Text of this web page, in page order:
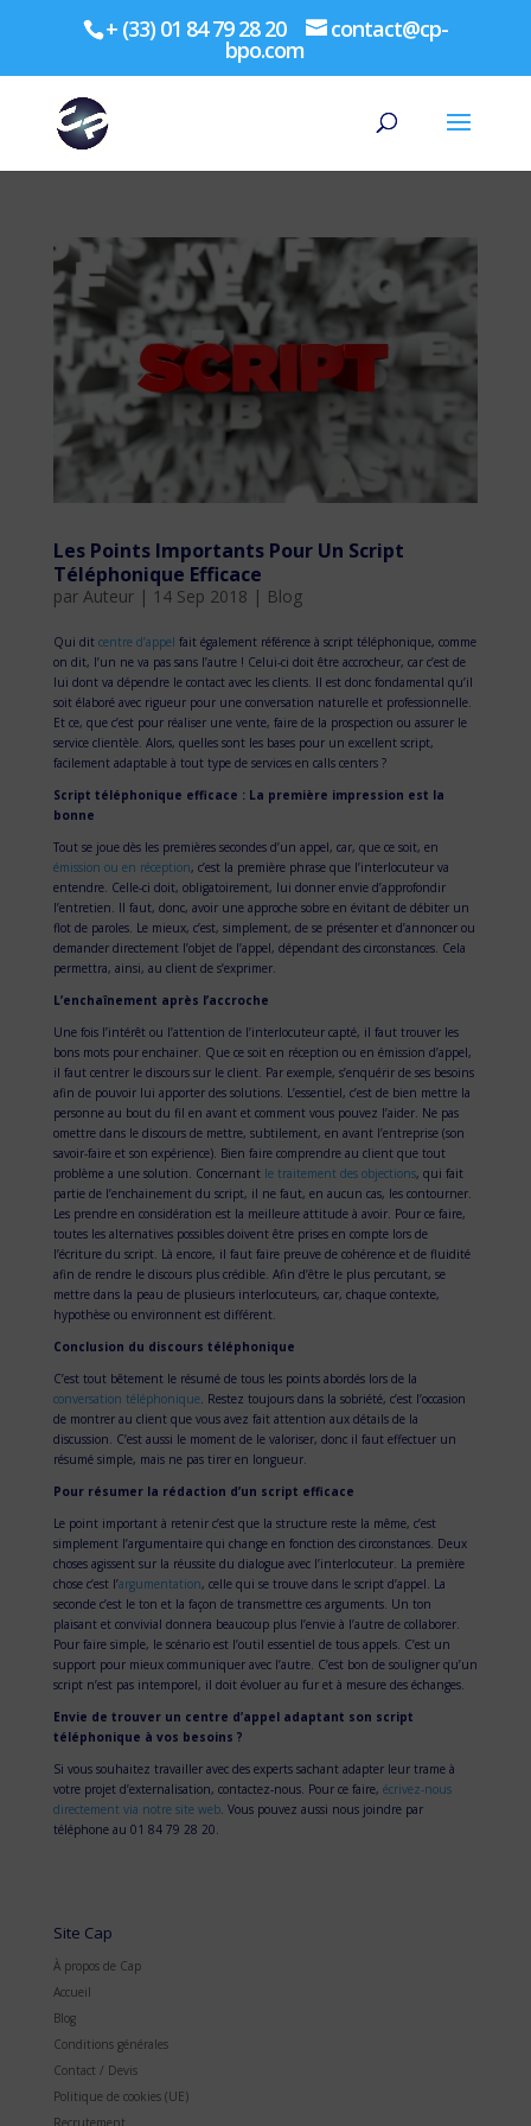
+ (33) 01 84 79 28 20 contact@cp-
bpo.com
Les Points Importants Pour Un Script
Téléphonique Efficace
par Auteur| 14 Sep 2018 | Blog
Qui dit centre d’appel fait également référence à script téléphonique, comme
on dit, l’un ne va pas sans l’autre ! Celui-ci doit être accrocheur, car c’est de
lui dont va dépendre le contact avec les clients. Il est donc fondamental qu’il
soit élaboré avec rigueur pour une conversation naturelle et professionnelle.
Et ce, que c’est pour réaliser une vente, faire de la prospection ou assurer le
service clientèle. Alors, quelles sont les bases pour un excellent script,
facilement adaptable à tout type de services en calls centers ?
Script téléphonique efficace : La première impression est la
bonne
Tout se joue dès les premières secondes d’un appel, car, que ce soit, en
émission ou en réception, c’est la première phrase que l’interlocuteur va
entendre. Celle-ci doit, obligatoirement, lui donner envie d’approfondir
l’entretien. Il faut, donc, avoir une approche sobre en évitant de débiter un
flot de paroles. Le mieux, c’est, simplement, de se présenter et d’annoncer ou
demander directement l’objet de l’appel, dépendant des circonstances. Cela
permettra, ainsi, au client de s’exprimer.
L’enchaînement après l’accroche
Une fois l’intérêt ou l’attention de l’interlocuteur capté, il faut trouver les
bons mots pour enchainer. Que ce soit en réception ou en émission d’appel,
il faut centrer le discours sur le client. Par exemple, s’enquérir de ses besoins
afin de pouvoir lui apporter des solutions. L’essentiel, c’est de bien mettre la
personne au bout du fil en avant et comment vous pouvez l’aider. Ne pas
omettre dans le discours de mettre, subtilement, en avant l’entreprise (son
savoir-faire et son expérience). Bien faire comprendre au client que tout
problème a une solution. Concernant le traitement des objections, qui fait
partie de l’enchainement du script, il ne faut, en aucun cas, les contourner.
Les prendre en considération est la meilleure attitude à avoir. Pour ce faire,
toutes les alternatives possibles doivent être prises en compte lors de
l’écriture du script. Là encore, il faut faire preuve de cohérence et de fluidité
afin de rendre le discours plus crédible. Afin d’être le plus percutant, se
mettre dans la peau de plusieurs interlocuteurs, car, chaque contexte,
hypothèse ou environnent est différent.
Conclusion du discours téléphonique
C’est tout bêtement le résumé de tous les points abordés lors de la
conversation téléphonique. Restez toujours dans la sobriété, c’est l’occasion
de montrer au client que vous avez fait attention aux détails de la
discussion. C’est aussi le moment de le valoriser, donc il faut effectuer un
résumé simple, mais ne pas tirer en longueur.
Pour résumer la rédaction d’un script efficace
Le point important à retenir c’est que la structure reste la même, c’est
simplement l’argumentaire qui change en fonction des circonstances. Deux
choses agissent sur la réussite du dialogue avec l’interlocuteur. La première
chose c’est l’argumentation, celle qui se trouve dans le script d’appel. La
seconde c’est le ton et la façon de transmettre ces arguments. Un ton
plaisant et convivial donnera beaucoup plus l’envie à l’autre de collaborer.
Pour faire simple, le scénario est l’outil essentiel de tous appels. C’est un
support pour mieux communiquer avec l’autre. C’est bon de souligner qu’un
script n’est pas intemporel, il doit évoluer au fur et à mesure des échanges.
Envie de trouver un centre d’appel adaptant son script
téléphonique à vos besoins ?
Si vous souhaitez travailler avec des experts sachant adapter leur trame à
votre projet d’externalisation, contactez-nous. Pour ce faire, écrivez-nous
directement via notre site web. Vous pouvez aussi nous joindre par
téléphone au 01 84 79 28 20.
Site Cap
À propos de Cap
Accueil
Blog
Conditions générales
Contact / Devis
Politique de cookies (UE)
Recrutement